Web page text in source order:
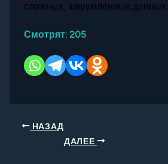
сложных, зашумлённых данных.
Смотрят: 205
НАЗАД
ДАЛЕЕ